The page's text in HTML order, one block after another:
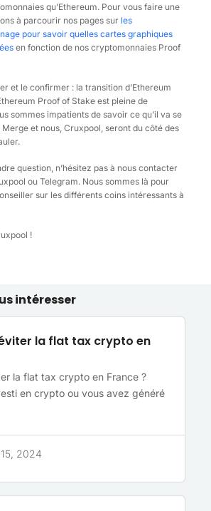
qu’Ethereum. Pour vous faire une
à parcourir nos pages sur les
pour savoir quelles cartes graphiques
en fonction de nos cryptomonnaies Proof
et le confirmer : la transition d’Ethereum
Proof of Stake est pleine de
sommes impatients de savoir ce qu’il va se
et nous, Cruxpool, seront du côté des
question, n’hésitez pas à nous contacter
ou Telegram. Nous sommes là pour
sur les différents coins intéressants à
!
intéresser
la flat tax crypto en
2024
la flat tax crypto en France ?
en crypto ou vous avez généré